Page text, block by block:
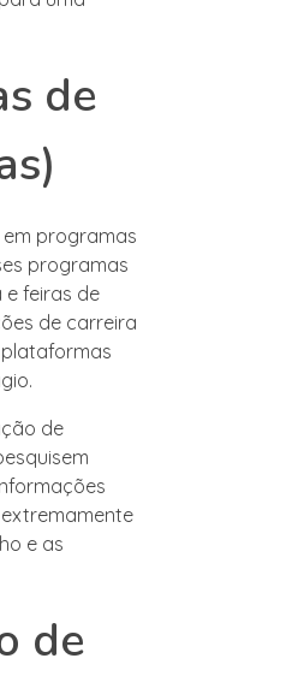
de
programas
programas
e feiras de
de carreira
de
e as
de